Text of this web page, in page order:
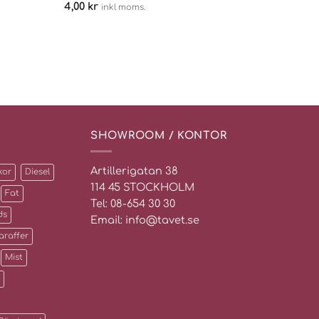
4,00 kr inkl moms.
Diesel
Fat
Mist
SHOWROOM / KONTOR
Artillerigatan 38
114 45 STOCKHOLM
Tel: 08-654 30 30
Email: info@tavet.se